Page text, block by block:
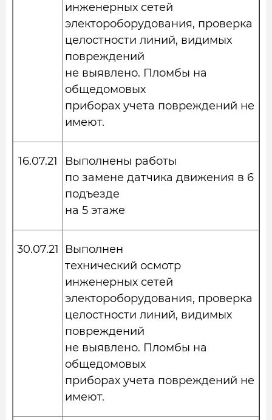
инженерных сетей
электороборудования, проверка
целостности линий, видимых
повреждений
не выявлено. Пломбы на
общедомовых
приборах учета повреждений не
имеют.
16.07.21
Выполнены работы
по замене датчика движения в 6
подъезде
на 5 этаже
30.07.21
Выполнен
технический осмотр
инженерных сетей
электороборудования, проверка
целостности линий, видимых
повреждений
не выявлено. Пломбы на
общедомовых
приборах учета повреждений не
имеют.